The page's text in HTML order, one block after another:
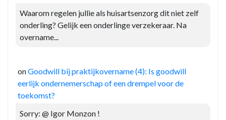
Waarom regelen jullie als huisartsenzorg dit niet zelf
onderling? Gelijk een onderlinge verzekeraar. Na
overname...
onGoodwill bij praktijkovername (4): Is goodwill
eerlijk ondernemerschap of een drempel voor de
toekomst?
Sorry: @ Igor Monzon !